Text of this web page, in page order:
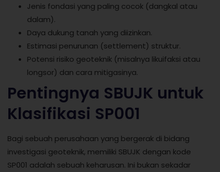
Jenis fondasi yang paling cocok (dangkal atau
dalam).
Daya dukung tanah yang diizinkan.
Estimasi penurunan (settlement) struktur.
Potensi risiko geoteknik (misalnya likuifaksi atau
longsor) dan cara mitigasinya.
Pentingnya SBUJK untuk
Klasifikasi SP001
Bagi sebuah perusahaan yang bergerak di bidang
investigasi geoteknik, memiliki SBUJK dengan kode
SP001 adalah sebuah keharusan. Ini bukan sekadar